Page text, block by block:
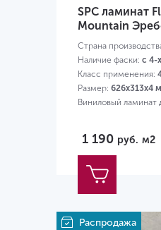
SPC ламинат
Mountain
Страна
Наличие фаски: с 4-
Класс применения:
Размер: 626х313х4
Виниловый ламинат
1 190 руб. м2
Распродажа